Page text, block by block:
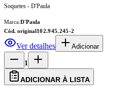
Soquetes - D'Paula
Marca:D'Paula
Cód. original102.945.245-2
Ver detalhes Adicionar
1
ADICIONAR À LISTA